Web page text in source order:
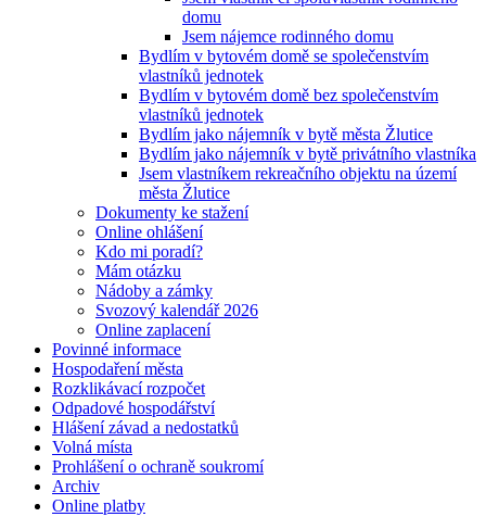
domu
Jsem nájemce rodinného domu
Bydlím v bytovém domě se společenstvím
vlastníků jednotek
Bydlím v bytovém domě bez společenstvím
vlastníků jednotek
Bydlím jako nájemník v bytě města Žlutice
Bydlím jako nájemník v bytě privátního vlastníka
Jsem vlastníkem rekreačního objektu na území
města Žlutice
Dokumenty ke stažení
Online ohlášení
Kdo mi poradí?
Mám otázku
Nádoby a zámky
Svozový kalendář 2026
Online zaplacení
Povinné informace
Hospodaření města
Rozklikávací rozpočet
Odpadové hospodářství
Hlášení závad a nedostatků
Volná místa
Prohlášení o ochraně soukromí
Archiv
Online platby